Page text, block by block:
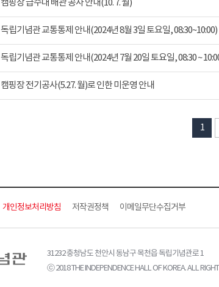
캠핑장 급수대 배관 공사 안내(10. 7. 월)
독립기념관 교통통제 안내(2024년 8월 3일 토요일, 08:30~10:00)
독립기념관 교통통제 안내(2024년 7월 20일 토요일, 08:30 ~
캠핑장 전기공사(5.27. 월)로 인한 미운영 안내
1
개인정보처리방침 저작권정책 이메일무단수집거부
31232 충청남도 천안시 동남구 목천읍 독립기념관로 1
ⓒ 2018 THE INDEPENDENCE HALL OF KOREA. ALL